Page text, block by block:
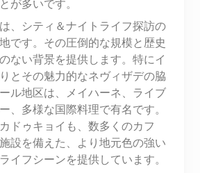
が多いです。
、シティ＆ナイトライフ探訪の
です。その圧倒的な規模と歴史
ない背景を提供します。特にイ
とその魅力的なネヴィザデの脇
ル地区は、メイハーネ、ライブ
、多様な国際料理で有名です。
ドゥキョイも、数多くのカフ
設を備えた、より地元色の強い
イフシーンを提供しています。